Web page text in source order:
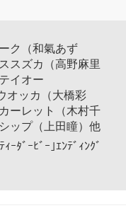
ク（和氣あず
スズカ（高野麻里
イオー
オッカ（大橋彩
ーレット（木村千
ップ（上田瞳）他
ｰﾀﾞｰﾋﾞｰ｣ｴﾝﾃﾞｨﾝｸﾞ